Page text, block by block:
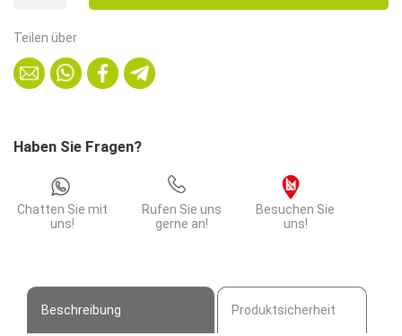
|
cm
Türkis
Ecke
Menge
Teilen über
Haben Sie Fragen?
Chatten Sie mit
uns!
Rufen Sie uns
gerne an!
Besuchen Sie
uns!
Beschreibung Produktsicherheit